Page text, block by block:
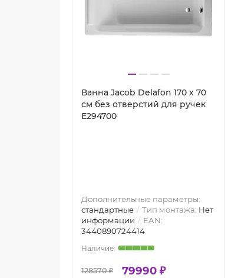
Ванна Jacob Delafon 170 х 70
см без отверстий для ручек
E294700
Дополнительные параметры:
стандартные
Тип монтажа: Нет
информации
EAN:
3440890724414
128570 ₽ 79990 ₽